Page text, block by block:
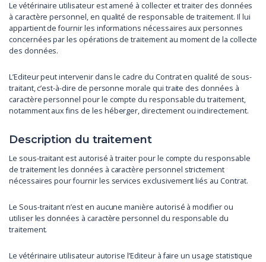
Le vétérinaire utilisateur est amené à collecter et traiter des données
à caractère personnel, en qualité de responsable de traitement. Il lui
appartient de fournir les informations nécessaires aux personnes
concernées par les opérations de traitement au moment de la collecte
des données.
L’Editeur peut intervenir dans le cadre du Contrat en qualité de sous-
traitant, c’est-à-dire de personne morale qui traite des données à
caractère personnel pour le compte du responsable du traitement,
notamment aux fins de les héberger, directement ou indirectement.
Description du traitement
Le sous-traitant est autorisé à traiter pour le compte du responsable
de traitement les données à caractère personnel strictement
nécessaires pour fournir les services exclusivement liés au Contrat.
Le Sous-traitant n’est en aucune manière autorisé à modifier ou
utiliser les données à caractère personnel du responsable du
traitement.
Le vétérinaire utilisateur autorise l’Editeur à faire un usage statistique